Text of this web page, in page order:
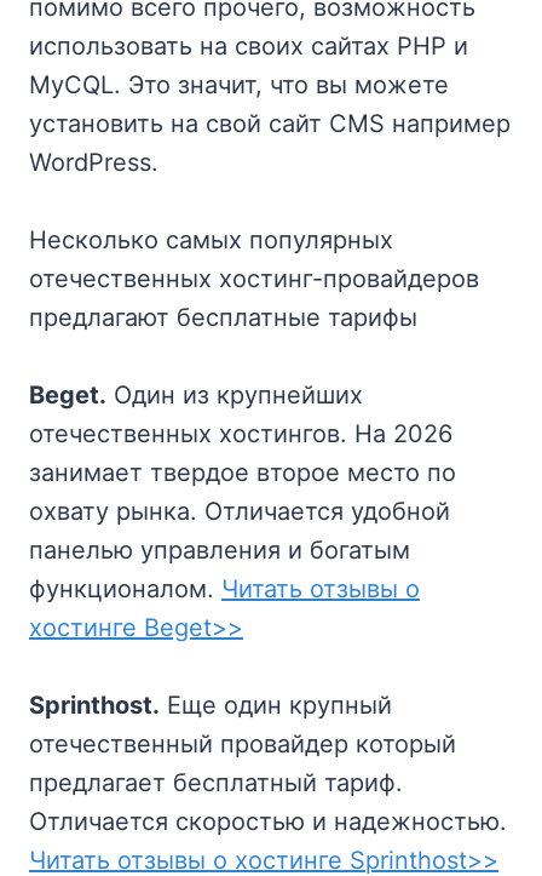
помимо всего прочего, возможность
использовать на своих сайтах PHP и
MyCQL. Это значит, что вы можете
установить на свой сайт CMS например
WordPress.
Несколько самых популярных
отечественных хостинг-провайдеров
предлагают бесплатные тарифы
Beget. Один из крупнейших
отечественных хостингов. На 2026
занимает твердое второе место по
охвату рынка. Отличается удобной
панелью управления и богатым
функционалом. Читать отзывы о
хостинге Beget>>
Sprinthost. Еще один крупный
отечественный провайдер который
предлагает бесплатный тариф.
Отличается скоростью и надежностью.
Читать отзывы о хостинге Sprinthost>>